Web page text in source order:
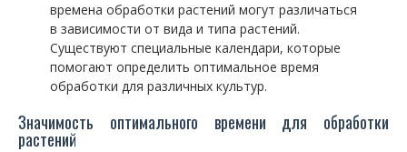
времена обработки растений могут различаться
в зависимости от вида и типа растений.
Существуют специальные календари, которые
помогают определить оптимальное время
обработки для различных культур.
Значимость оптимального времени для обработки
растений